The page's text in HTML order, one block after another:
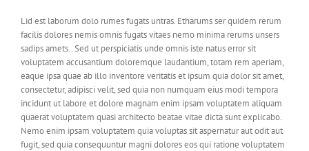
Lid est laborum dolo rumes fugats untras. Etharums ser quidem rerum
facilis dolores nemis omnis fugats vitaes nemo minima rerums unsers
sadips amets.. Sed ut perspiciatis unde omnis iste natus error sit
voluptatem accusantium doloremque laudantium, totam rem aperiam,
eaque ipsa quae ab illo inventore veritatis et ipsum quia dolor sit amet,
consectetur, adipisci velit, sed quia non numquam eius modi tempora
incidunt ut labore et dolore magnam enim ipsam voluptatem aliquam
quaerat voluptatem quasi architecto beatae vitae dicta sunt explicabo.
Nemo enim ipsam voluptatem quia voluptas sit aspernatur aut odit aut
fugit, sed quia consequuntur magni dolores eos qui ratione voluptatem